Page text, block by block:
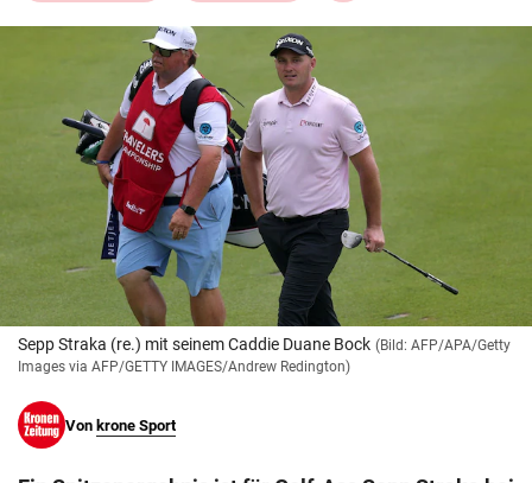
bookmark
search
Suchbegriff
eingeben
© Krone Multimedia GmbH & Co KG 2026
Muthgasse 2, 1190 Wien
Sepp Straka (re.) mit seinem Caddie Duane Bock (Bild: AFP/APA/Getty
Images via AFP/GETTY IMAGES/Andrew Redington)
Von krone Sport